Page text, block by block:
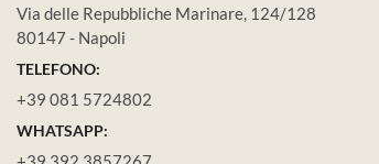
Via delle Repubbliche Marinare, 124/128
80147 - Napoli
TELEFONO:
+39 081 5724802
WHATSAPP: